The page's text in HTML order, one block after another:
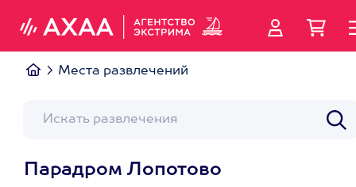
Места развлечений
Парадром Лопотово